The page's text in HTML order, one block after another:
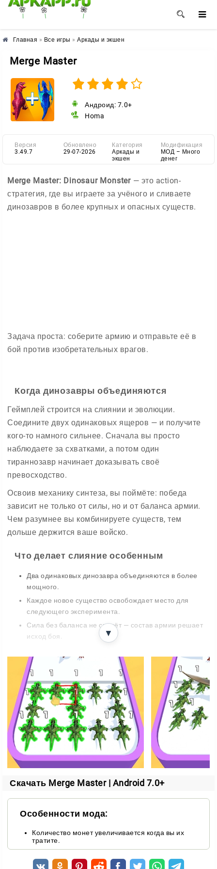
🌸 🌼 🌺
Главная » Все игры » Аркады и экшен
Merge Master
Андроид: 7.0+
Homa
Версия
3.49.7
Обновлено
29-07-2026
Категория
Аркады и
экшен
Модификация
МОД – Много
денег
Merge Master: Dinosaur Monster — это action-
стратегия, где вы играете за учёного и сливаете
динозавров в более крупных и опасных существ.
Задача проста: соберите армию и отправьте её в
бой против изобретательных врагов.
Когда динозавры объединяются
Геймплей строится на слиянии и эволюции.
Соедините двух одинаковых ящеров — и получите
кого-то намного сильнее. Сначала вы просто
наблюдаете за схватками, а потом один
тираннозавр начинает доказывать своё
превосходство.
Освоив механику синтеза, вы поймёте: победа
зависит не только от силы, но и от баланса армии.
Чем разумнее вы комбинируете существ, тем
дольше держится ваше войско.
Что делает слияние особенным
Два одинаковых динозавра объединяются в более
мощного.
Каждое новое существо освобождает место для
следующего эксперимента.
Сила без баланса не спасёт — состав армии решает
исход боя.
Битвы в реальном времени
Вы не управляете динозаврами напрямую. Ваша
роль ближе к режиссёру, который собирает удачный
состав и выпускает его на сцену.
Сражайтесь с ящерами на разных локациях и
проверьте мощь своей юрской армии в схватке с
финальным боссом. Враги становятся сильнее с
каждым этапом, поэтому ваши творения должны
Прогресс и новые испытания
Сложность растёт постепенно, и каждое испытание
требует более продуманной стратегии. Вы начнёте
взвешивать каждое решение: слить ещё пару
велоцирапторов или оставить их как есть?
▼
Скачать Merge Master | Android 7.0+
Особенности мода:
Количество монет увеличивается когда вы их
тратите.